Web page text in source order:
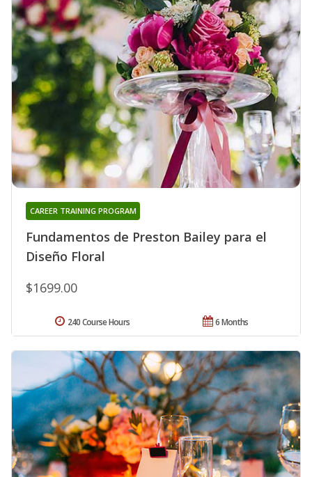
Fundamentos de Preston Bailey para el
Diseño Floral
CAREER TRAINING PROGRAM
$1699.00
6 Months
240 Course Hours